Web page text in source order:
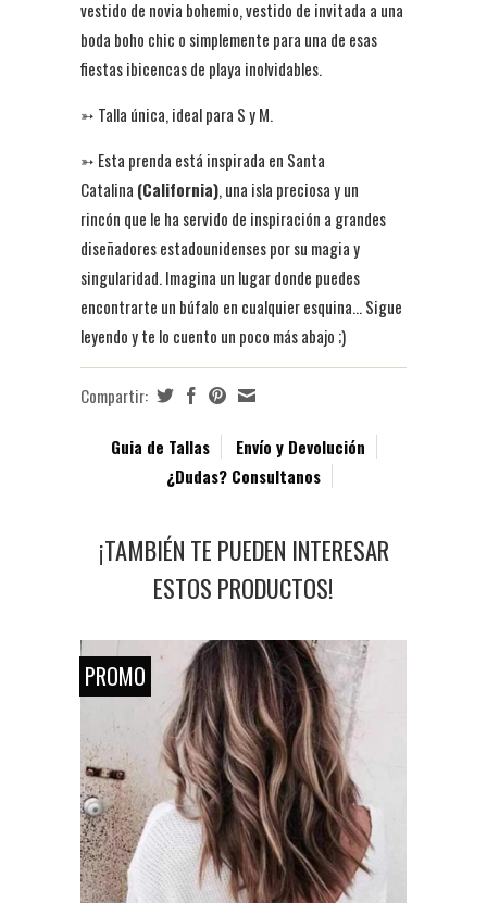
vestido de novia bohemio, vestido de invitada a una
boda boho chic o simplemente para una de esas
fiestas ibicencas de playa inolvidables.
➳ Talla única, ideal para S y M.
➳ Esta prenda está inspirada en Santa
Catalina (California), una isla preciosa y un
rincón que le ha servido de inspiración a grandes
diseñadores estadounidenses por su magia y
singularidad. Imagina un lugar donde puedes
encontrarte un búfalo en cualquier esquina... Sigue
leyendo y te lo cuento un poco más abajo ;)
Compartir:
Guia de Tallas
Envío y Devolución
¿Dudas? Consultanos
¡TAMBIÉN TE PUEDEN INTERESAR
ESTOS PRODUCTOS!
PROMO